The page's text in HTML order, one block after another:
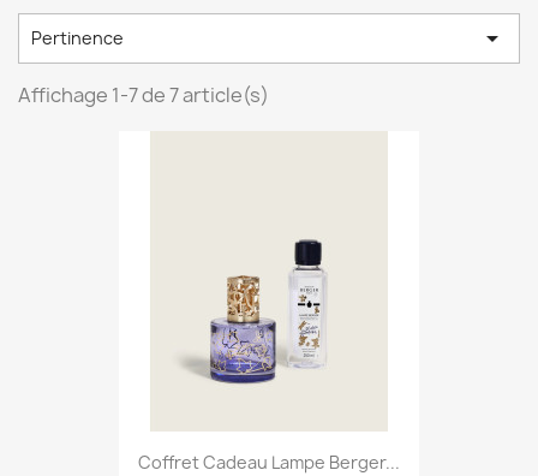
Pertinence 
Affichage 1-7 de 7 article(s)
Coffret Cadeau Lampe Berger...